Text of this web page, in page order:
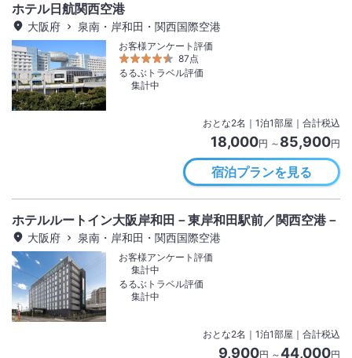
ホテル日航関西空港
大阪府 泉南・岸和田・関西国際空港
お客様アンケート評価
87点
るるぶトラベル評価
集計中
おとな2名 ｜ 1泊1部屋｜合計税込
18,000円 ～ 85,900円
宿泊プランを見る
ホテルルートイン大阪岸和田－東岸和田駅前／関西空港－
大阪府 泉南・岸和田・関西国際空港
お客様アンケート評価
集計中
るるぶトラベル評価
集計中
おとな2名 ｜ 1泊1部屋｜合計税込
9,900円 ～44,000円